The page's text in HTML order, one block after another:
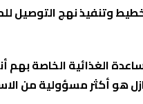
وتنفيذ نهج التوصيل
الغذائية الخاصة بهم
هو أكثر مسؤولية من